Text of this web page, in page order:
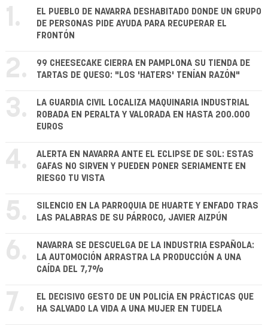
1.
EL PUEBLO DE NAVARRA DESHABITADO DONDE UN GRUPO
DE PERSONAS PIDE AYUDA PARA RECUPERAR EL
FRONTÓN
2.
99 CHEESECAKE CIERRA EN PAMPLONA SU TIENDA DE
TARTAS DE QUESO: "LOS 'HATERS' TENÍAN RAZÓN"
3.
LA GUARDIA CIVIL LOCALIZA MAQUINARIA INDUSTRIAL
ROBADA EN PERALTA Y VALORADA EN HASTA 200.000
EUROS
4.
ALERTA EN NAVARRA ANTE EL ECLIPSE DE SOL: ESTAS
GAFAS NO SIRVEN Y PUEDEN PONER SERIAMENTE EN
RIESGO TU VISTA
5.
SILENCIO EN LA PARROQUIA DE HUARTE Y ENFADO TRAS
LAS PALABRAS DE SU PÁRROCO, JAVIER AIZPÚN
6.
NAVARRA SE DESCUELGA DE LA INDUSTRIA ESPAÑOLA:
LA AUTOMOCIÓN ARRASTRA LA PRODUCCIÓN A UNA
CAÍDA DEL 7,7%
7.
EL DECISIVO GESTO DE UN POLICÍA EN PRÁCTICAS QUE
HA SALVADO LA VIDA A UNA MUJER EN TUDELA